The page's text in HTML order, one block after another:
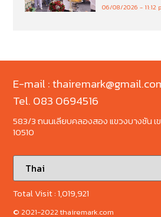
06/08/2026 11:12
E-mail :
Tel. 083 0694516
583/3 ถนนเลียบคลองสอง แขวงบางชัน
10510
Total Visit :1,019,921
© 2021-2022 thairemark.com